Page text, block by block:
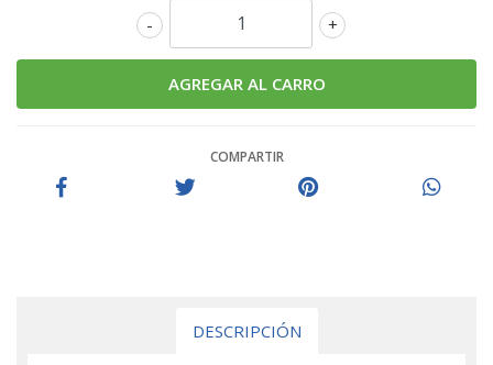
+
-
COMPARTIR
DESCRIPCIÓN